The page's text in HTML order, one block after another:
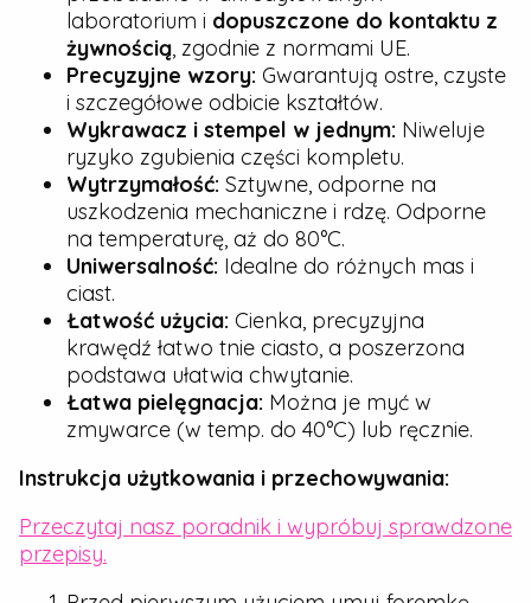
laboratorium i dopuszczone do kontaktu z
żywnością, zgodnie z normami UE.
Precyzyjne wzory: Gwarantują ostre, czyste
i szczegółowe odbicie kształtów.
Wykrawacz i stempel w jednym: Niweluje
ryzyko zgubienia części kompletu.
Wytrzymałość: Sztywne, odporne na
uszkodzenia mechaniczne i rdzę. Odporne
na temperaturę, aż do 80°C.
Uniwersalność: Idealne do różnych mas i
ciast.
Łatwość użycia: Cienka, precyzyjna
krawędź łatwo tnie ciasto, a poszerzona
podstawa ułatwia chwytanie.
Łatwa pielęgnacja: Można je myć w
zmywarce (w temp. do 40°C) lub ręcznie.
Instrukcja użytkowania i przechowywania:
Przeczytaj nasz poradnik i wypróbuj sprawdzone
przepisy.